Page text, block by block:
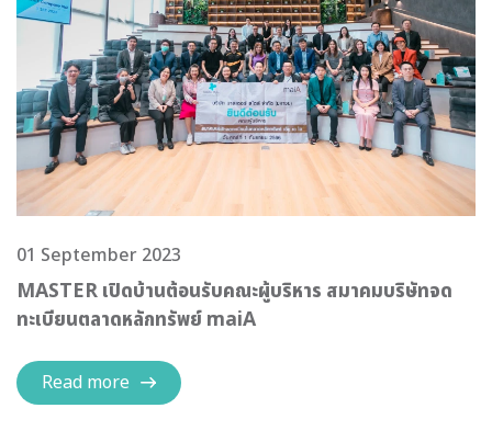
01 September 2023
MASTER เปิดบ้านต้อนรับคณะผู้บริหาร สมาคมบริษัทจด
ทะเบียนตลาดหลักทรัพย์ maiA
Read more